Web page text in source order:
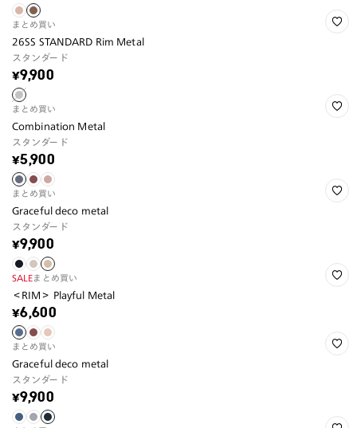
まとめ買い
26SS STANDARD Rim Metal
スタンダード
¥9,900
まとめ買い
Combination Metal
スタンダード
¥5,900
まとめ買い
Graceful deco metal
スタンダード
¥9,900
SALEまとめ買い
＜RIM＞ Playful Metal
¥6,600
まとめ買い
Graceful deco metal
スタンダード
¥9,900